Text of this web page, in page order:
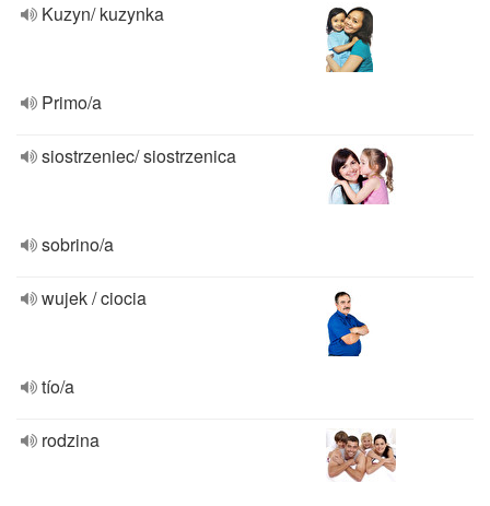
Kuzyn/ kuzynka
Primo/a
siostrzeniec/ siostrzenica
sobrino/a
wujek / ciocia
tío/a
rodzina